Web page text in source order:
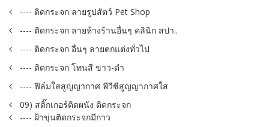
---- ติดกระจก ลายรูปสัตว์ Pet Shop
---- ติดกระจก ลายห้างร้านอื่นๆ คลินิก สปา..
---- ติดกระจก อื่นๆ ลายตกแต่งทั่วไป
---- ติดกระจก โทนสี ขาว-ดำ
---- ฟิล์มใสสูญญากาศ พีวีซีสูญญากาศใส
09) สติ๊กเกอร์ติดผนัง ติดกระจก
---- ฝ้าขุ่นติดกระจกมีกาว